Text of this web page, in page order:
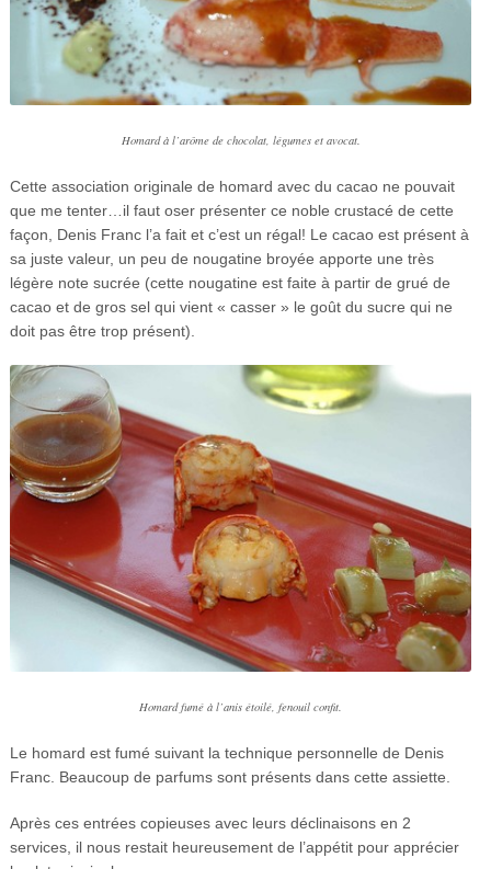
Homard à l’arôme de chocolat, légumes et avocat.
Cette association originale de homard avec du cacao ne pouvait
que me tenter…il faut oser présenter ce noble crustacé de cette
façon, Denis Franc l’a fait et c’est un régal! Le cacao est présent à
sa juste valeur, un peu de nougatine broyée apporte une très
légère note sucrée (cette nougatine est faite à partir de grué de
cacao et de gros sel qui vient « casser » le goût du sucre qui ne
doit pas être trop présent).
Homard fumé à l’anis étoilé, fenouil confit.
Le homard est fumé suivant la technique personnelle de Denis
Franc. Beaucoup de parfums sont présents dans cette assiette.
Après ces entrées copieuses avec leurs déclinaisons en 2
services, il nous restait heureusement de l’appétit pour apprécier